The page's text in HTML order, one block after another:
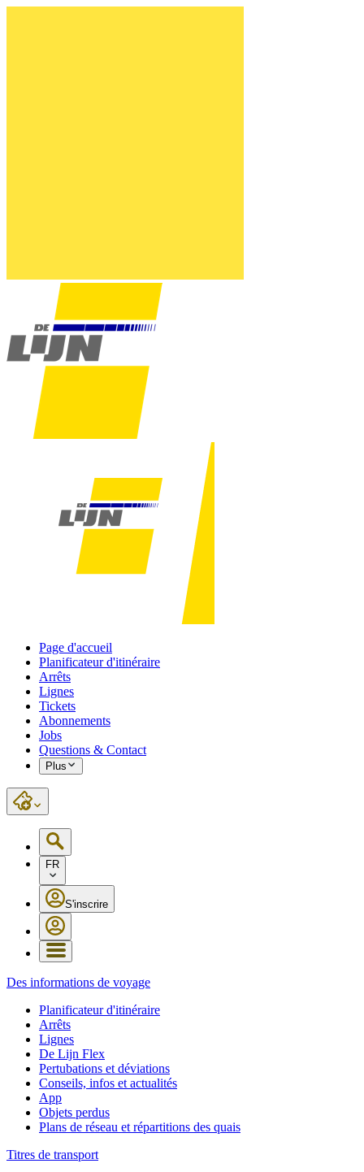
Page d'accueil
Planificateur d'itinéraire
Arrêts
Lignes
Tickets
Abonnements
Jobs
Questions & Contact
Plus
FR
S'inscrire
Des informations de voyage
Planificateur d'itinéraire
Arrêts
Lignes
De Lijn Flex
Pertubations et déviations
Conseils, infos et actualités
App
Objets perdus
Plans de réseau et répartitions des quais
Titres de transport